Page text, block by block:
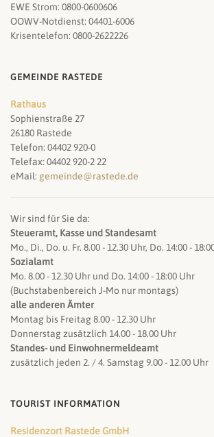
EWE Strom: 0800-0600606
OOWV-Notdienst: 04401-6006
Krisentelefon: 0800-2622226
GEMEINDE RASTEDE
Rathaus
Sophienstraße 27
26180 Rastede
Telefon: 04402 920-0
Telefax: 04402 920-2 22
eMail: gemeinde@rastede.de
Wir sind für Sie da:
Steueramt, Kasse und Standesamt
Mo., Di., Do. u. Fr. 8.00 - 12.30 Uhr, Do. 14:00 -
Sozialamt
Mo. 8.00 - 12.30 Uhr und Do. 14:00 - 18:00 Uhr
(Buchstabenbereich J-Mo nur montags)
alle anderen Ämter
Montag bis Freitag 8.00 - 12.30 Uhr
Donnerstag zusätzlich 14.00 - 18.00 Uhr
Standes- und Einwohnermeldeamt
zusätzlich jeden 2. / 4. Samstag 9.00 - 12.00 Uhr
TOURIST INFORMATION
Residenzort Rastede GmbH